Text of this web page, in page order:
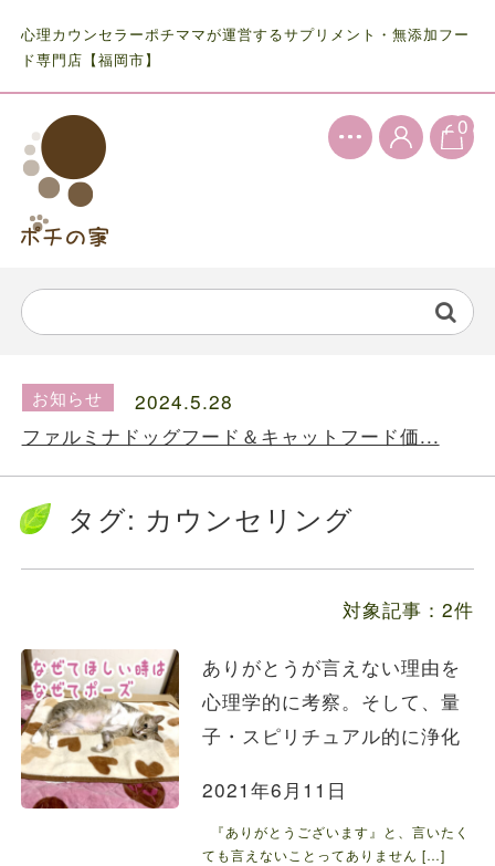
心理カウンセラーポチママが運営するサプリメント・無添加フー
ド専門店【福岡市】
0
ファルミナドッグフード＆キャットフード価...
お知らせ
2024.10.7
お知らせ
2024.5.28
ファルミナドッグフード＆キャットフード価...
2024.10.7
送料の価格変更のお知らせ...
お知らせ
2024.5.28
ファルミナドッグフード＆キャットフード価...
タグ: カウンセリング
対象記事：2件
ありがとうが言えない理由を
心理学的に考察。そして、量
子・スピリチュアル的に浄化
2021年6月11日
『ありがとうございます』と、言いたく
ても言えないことってありません […]